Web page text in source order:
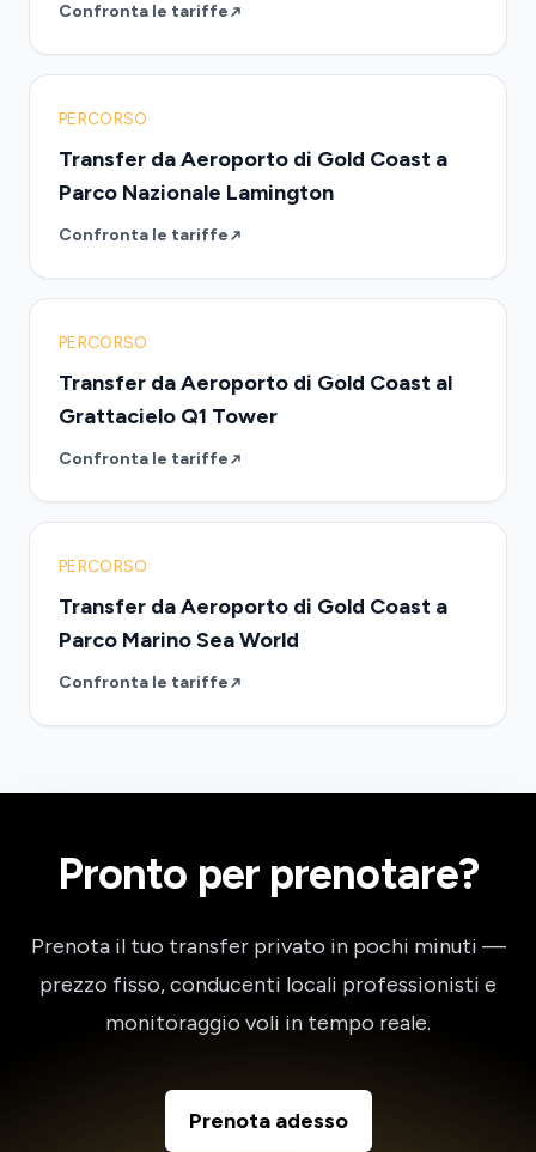
Confronta le tariffe
PERCORSO
Transfer da Aeroporto di Gold Coast a
Parco Nazionale Lamington
Confronta le tariffe
PERCORSO
Transfer da Aeroporto di Gold Coast al
Grattacielo Q1 Tower
Confronta le tariffe
PERCORSO
Transfer da Aeroporto di Gold Coast a
Parco Marino Sea World
Confronta le tariffe
Pronto per prenotare?
Prenota il tuo transfer privato in pochi minuti —
prezzo fisso, conducenti locali professionisti e
monitoraggio voli in tempo reale.
Prenota adesso